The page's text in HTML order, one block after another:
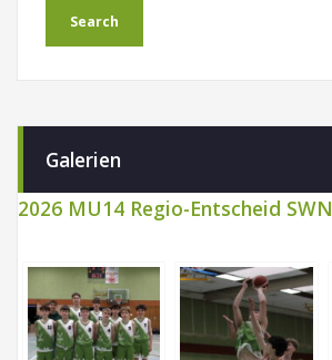
Galerien
2026 MU14 Regio-Entscheid SWN